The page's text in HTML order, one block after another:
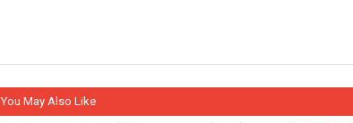
You May Also Like